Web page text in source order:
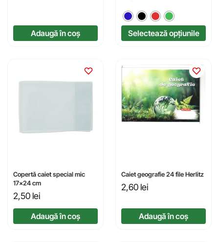
Adaugă în coș Selectează opțiunile
Copertă caiet special mic
17×24 cm
2,50 lei
Adaugă în coș
Caiet geografie 24 file Herlitz
2,60 lei
Adaugă în coș